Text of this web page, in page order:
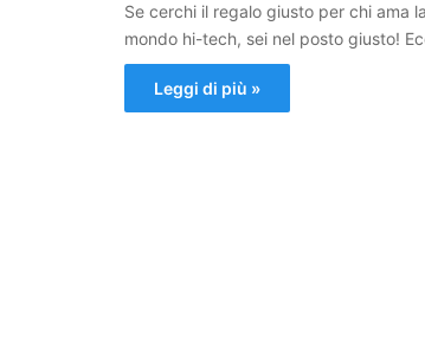
Se cerchi il regalo giusto per chi ama
mondo hi-tech, sei nel posto giusto!
Leggi di più »